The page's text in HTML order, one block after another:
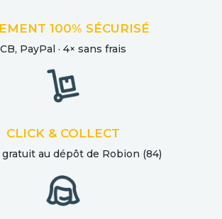
100% SÉCURISÉ
CB, PayPal · 4× sans frais
CLICK & COLLECT
au dépôt de Robion (84)